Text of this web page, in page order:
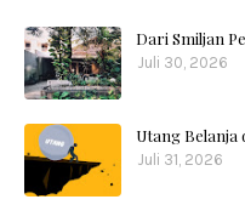
Dari Smiljan
Juli 30, 2026
Utang Belanja
Juli 31, 2026